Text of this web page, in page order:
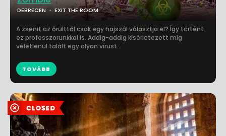
DEBRECEN EXIT THE ROOM
A zsenit az őrülttől csak egy hajszál választja el? Így történt
ez professzorunkkal is. Addig-addig kísérletezett míg
véletlenül talált egy olyan vírust...
TOVÁBB